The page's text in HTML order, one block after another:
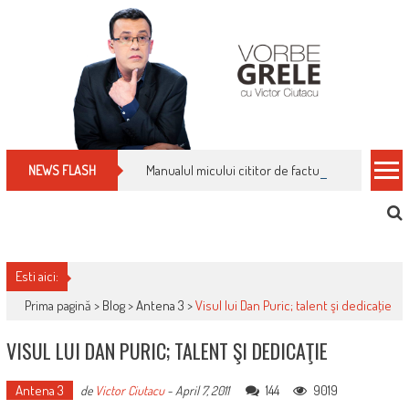
NEWS FLASH Manualul micului cititor de facturi: nu plăti
Esti aici:
Prima pagină > Blog>Antena 3 >Visul lui Dan Puric; talent şi dedicaţie
VISUL LUI DAN PURIC; TALENT ŞI DEDICAŢIE
Antena 3 de Victor Ciutacu-April 7, 2011 144 9019